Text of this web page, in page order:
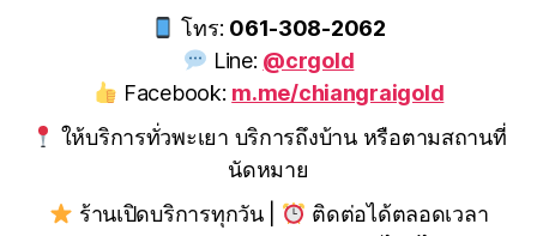
โทร: 061-308-2062
Line: @crgold
Facebook: m.me/chiangraigold
ให้บริการทั่วพะเยา บริการถึงบ้าน หรือตามสถานที่
นัดหมาย
ร้านเปิดบริการทุกวัน |
ติดต่อได้ตลอดเวลา